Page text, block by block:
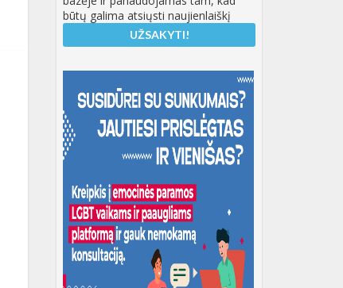
būtų galima atsiųsti naujienlaiškį